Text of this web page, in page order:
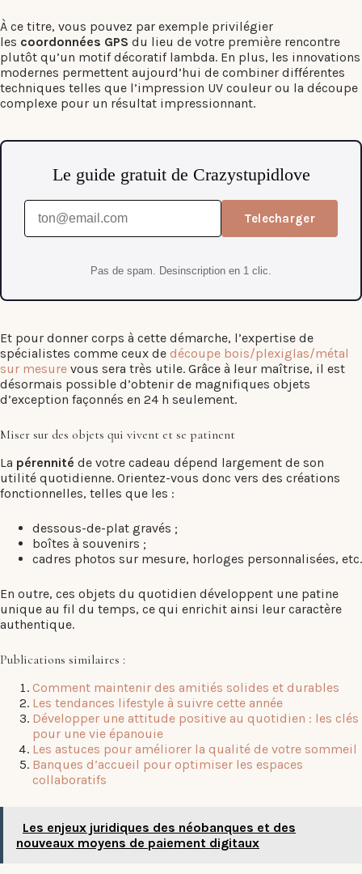
À ce titre, vous pouvez par exemple privilégier
les coordonnées GPS du lieu de votre première rencontre
plutôt qu’un motif décoratif lambda. En plus, les innovations
modernes permettent aujourd’hui de combiner différentes
techniques telles que l’impression UV couleur ou la découpe
complexe pour un résultat impressionnant.
Le guide gratuit de Crazystupidlove
Telecharger
Pas de spam. Desinscription en 1 clic.
Et pour donner corps à cette démarche, l’expertise de
spécialistes comme ceux de découpe bois/plexiglas/métal
sur mesure vous sera très utile. Grâce à leur maîtrise, il est
désormais possible d’obtenir de magnifiques objets
d’exception façonnés en 24 h seulement.
Miser sur des objets qui vivent et se patinent
La pérennité de votre cadeau dépend largement de son
utilité quotidienne. Orientez-vous donc vers des créations
fonctionnelles, telles que les :
dessous-de-plat gravés ;
boîtes à souvenirs ;
cadres photos sur mesure, horloges personnalisées, etc.
En outre, ces objets du quotidien développent une patine
unique au fil du temps, ce qui enrichit ainsi leur caractère
authentique.
Publications similaires :
Comment maintenir des amitiés solides et durables
Les tendances lifestyle à suivre cette année
Développer une attitude positive au quotidien : les clés
pour une vie épanouie
Les astuces pour améliorer la qualité de votre sommeil
Banques d’accueil pour optimiser les espaces
collaboratifs
Les enjeux juridiques des néobanques et des
nouveaux moyens de paiement digitaux